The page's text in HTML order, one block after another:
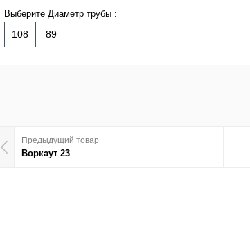
Выберите Диаметр трубы :
108 89
Предыдущий товар
Воркаут 23